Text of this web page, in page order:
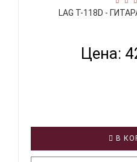
LAG T-118D -
Цена:
В